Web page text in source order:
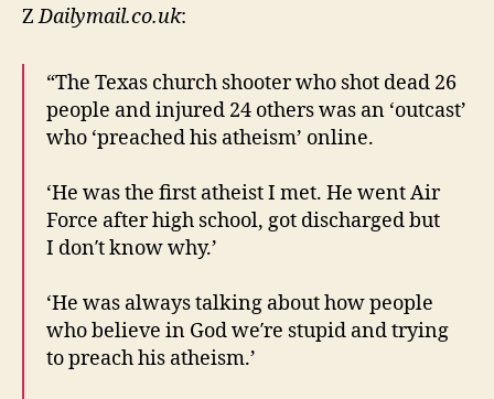
ZDailymail.co.uk:
“The Texas church shooter who shot dead 26
people and injured 24 others was an ‘outcast’
who ‘preached his atheism’ online.
‘He was the first atheist I met. He went Air
Force after high school, got discharged but
I don′t know why.’
‘He was always talking about how people
who believe in God we′re stupid and trying
to preach his atheism.’